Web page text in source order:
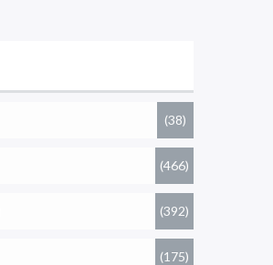
(38)
(466)
(392)
(175)